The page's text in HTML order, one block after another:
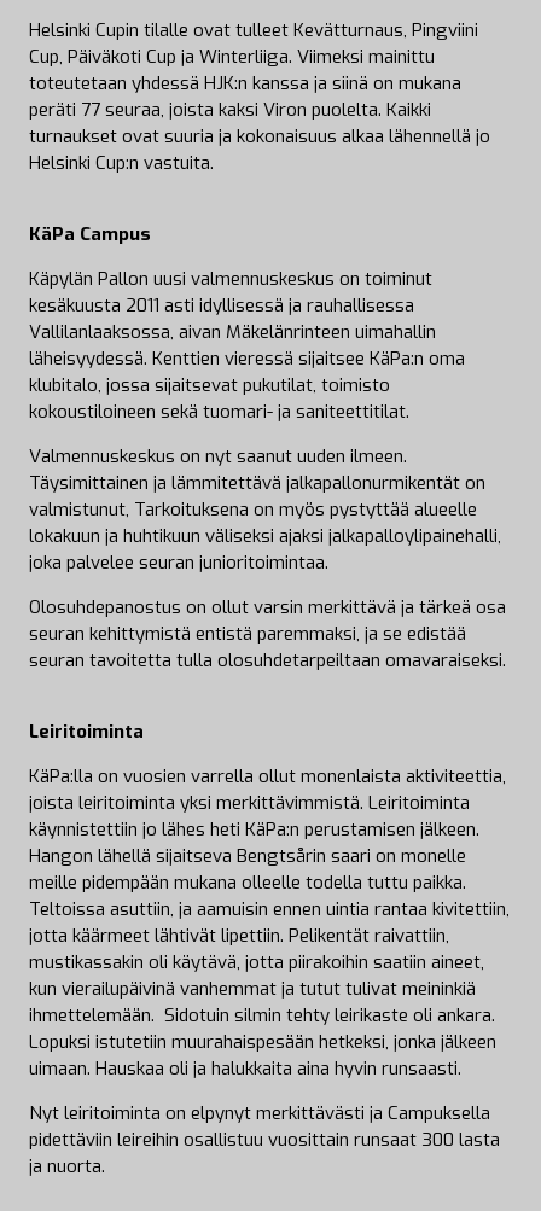
Helsinki Cupin tilalle ovat tulleet Kevätturnaus, Pingviini
Cup, Päiväkoti Cup ja Winterliiga. Viimeksi mainittu
toteutetaan yhdessä HJK:n kanssa ja siinä on mukana
peräti 77 seuraa, joista kaksi Viron puolelta. Kaikki
turnaukset ovat suuria ja kokonaisuus alkaa lähennellä jo
Helsinki Cup:n vastuita.
KäPa Campus
Käpylän Pallon uusi valmennuskeskus on toiminut
kesäkuusta 2011 asti idyllisessä ja rauhallisessa
Vallilanlaaksossa, aivan Mäkelänrinteen uimahallin
läheisyydessä. Kenttien vieressä sijaitsee KäPa:n oma
klubitalo, jossa sijaitsevat pukutilat, toimisto
kokoustiloineen sekä tuomari- ja saniteettitilat.
Valmennuskeskus on nyt saanut uuden ilmeen.
Täysimittainen ja lämmitettävä jalkapallonurmikentät on
valmistunut, Tarkoituksena on myös pystyttää alueelle
lokakuun ja huhtikuun väliseksi ajaksi jalkapalloylipainehalli,
joka palvelee seuran junioritoimintaa.
Olosuhdepanostus on ollut varsin merkittävä ja tärkeä osa
seuran kehittymistä entistä paremmaksi, ja se edistää
seuran tavoitetta tulla olosuhdetarpeiltaan omavaraiseksi.
Leiritoiminta
KäPa:lla on vuosien varrella ollut monenlaista aktiviteettia,
joista leiritoiminta yksi merkittävimmistä. Leiritoiminta
käynnistettiin jo lähes heti KäPa:n perustamisen jälkeen.
Hangon lähellä sijaitseva Bengtsårin saari on monelle
meille pidempään mukana olleelle todella tuttu paikka.
Teltoissa asuttiin, ja aamuisin ennen uintia rantaa kivitettiin,
jotta käärmeet lähtivät lipettiin. Pelikentät raivattiin,
mustikassakin oli käytävä, jotta piirakoihin saatiin aineet,
kun vierailupäivinä vanhemmat ja tutut tulivat meininkiä
ihmettelemään. Sidotuin silmin tehty leirikaste oli ankara.
Lopuksi istutetiin muurahaispesään hetkeksi, jonka jälkeen
uimaan. Hauskaa oli ja halukkaita aina hyvin runsaasti.
Nyt leiritoiminta on elpynyt merkittävästi ja Campuksella
pidettäviin leireihin osallistuu vuosittain runsaat 300 lasta
ja nuorta.